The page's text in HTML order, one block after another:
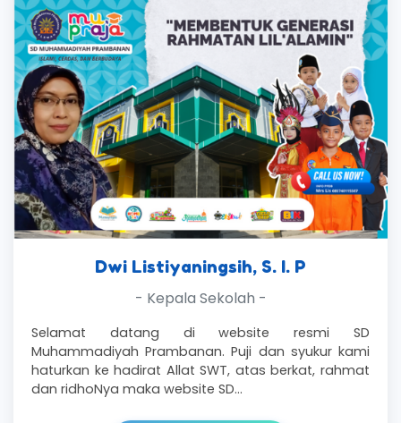
Dwi Listiyaningsih, S. I. P
- Kepala Sekolah -
Selamat datang di website resmi SD
Muhammadiyah Prambanan. Puji dan syukur kami
haturkan ke hadirat Allat SWT, atas berkat, rahmat
dan ridhoNya maka website SD…